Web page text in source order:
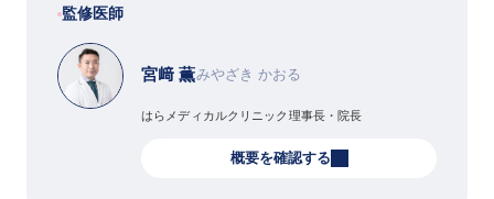
監修医師
宮﨑 薫みやざき かおる
はらメディカルクリニック理事長・院長
概要を確認する